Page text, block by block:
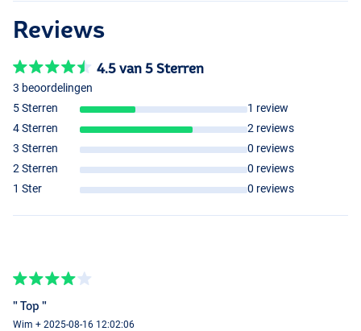
Reviews
4.5 van 5 Sterren
3 beoordelingen
5 Sterren
1 review
4 Sterren
2 reviews
3 Sterren
0 reviews
2 Sterren
0 reviews
1 Ster
0 reviews
" Top "
Wim + 2025-08-16 12:02:06